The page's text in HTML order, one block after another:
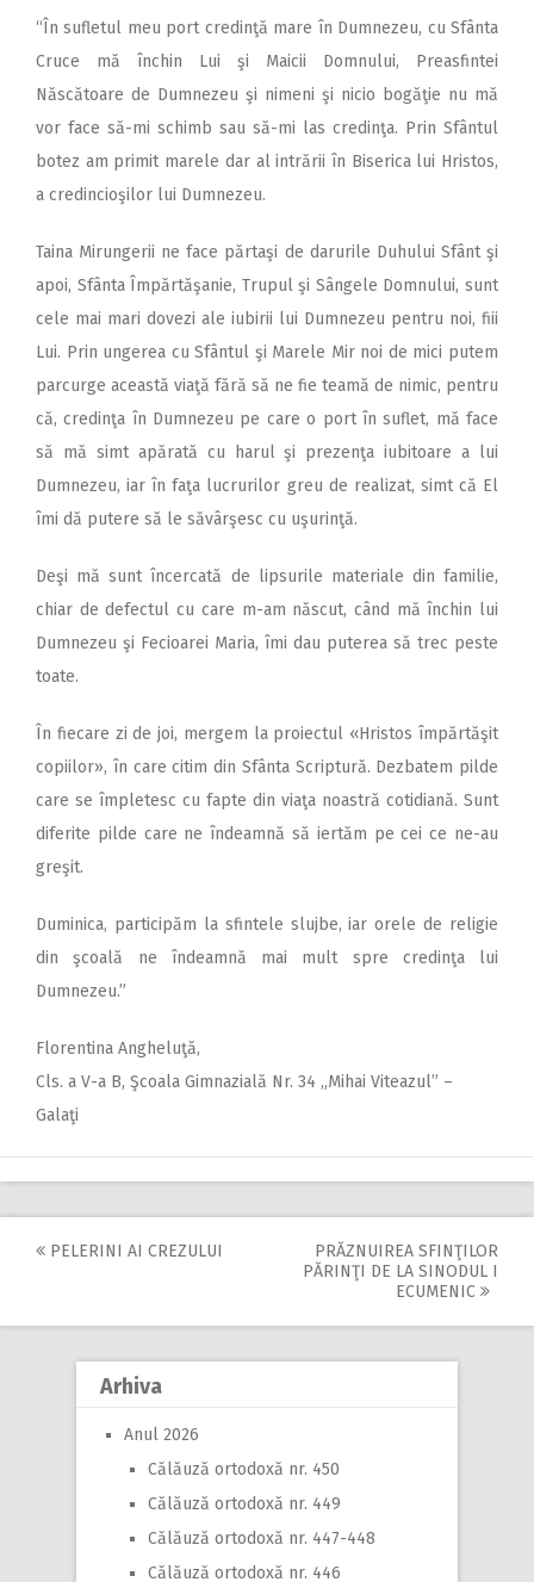
“În sufletul meu port credinţă mare în Dumnezeu, cu Sfânta
Cruce mă închin Lui şi Maicii Domnului, Preasfintei
Născătoare de Dumnezeu şi nimeni şi nicio bogăţie nu mă
vor face să-mi schimb sau să-mi las credinţa. Prin Sfântul
botez am primit marele dar al intrării în Biserica lui Hristos,
a credincioşilor lui Dumnezeu.
Taina Mirungerii ne face părtaşi de darurile Duhului Sfânt şi
apoi, Sfânta Împărtăşanie, Trupul şi Sângele Domnului, sunt
cele mai mari dovezi ale iubirii lui Dumnezeu pentru noi, fiii
Lui. Prin ungerea cu Sfântul şi Marele Mir noi de mici putem
parcurge această viaţă fără să ne fie teamă de nimic, pentru
că, credinţa în Dumnezeu pe care o port în suflet, mă face
să mă simt apărată cu harul şi prezenţa iubitoare a lui
Dumnezeu, iar în faţa lucrurilor greu de realizat, simt că El
îmi dă putere să le săvârşesc cu uşurinţă.
Deşi mă sunt încercată de lipsurile materiale din familie,
chiar de defectul cu care m-am născut, când mă închin lui
Dumnezeu şi Fecioarei Maria, îmi dau puterea să trec peste
toate.
În fiecare zi de joi, mergem la proiectul «Hristos împărtăşit
copiilor», în care citim din Sfânta Scriptură. Dezbatem pilde
care se împletesc cu fapte din viaţa noastră cotidiană. Sunt
diferite pilde care ne îndeamnă să iertăm pe cei ce ne-au
greşit.
Duminica, participăm la sfintele slujbe, iar orele de religie
din şcoală ne îndeamnă mai mult spre credinţa lui
Dumnezeu.”
Florentina Angheluţă,
Cls. a V-a B, Şcoala Gimnazială Nr. 34 „Mihai Viteazul” –
Galaţi
navigation
PELERINI AI CREZULUI
PRĂZNUIREA SFINŢILOR
PĂRINŢI DE LA SINODUL I
ECUMENIC
Arhiva
Anul 2026
Călăuză ortodoxă nr. 450
Călăuză ortodoxă nr. 449
Călăuză ortodoxă nr. 447-448
Călăuză ortodoxă nr. 446